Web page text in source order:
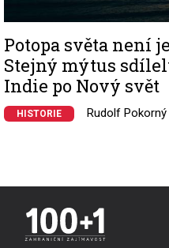
Potopa světa není
Stejný mýtus
Indie po Nový svět
HISTORIE Rudolf Pokorný